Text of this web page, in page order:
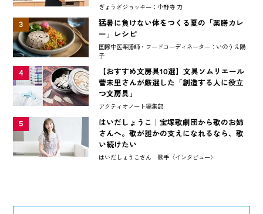
ぎょうざジョッキー：小野寺 力
3
猛暑に負けない体をつくる夏の「薬膳カレ
ー」レシピ
国際中医薬膳師・フードコーディネーター：いのうえ陽
子
4
【おすすめ文房具10選】文具ソムリエール
菅未里さんが厳選した「創造する人に役立
つ文房具」
アクティオノート編集部
5
はいだしょうこ｜宝塚歌劇団から歌のお姉
さんへ。歌が誰かの支えになれるなら、歌
い続けたい
はいだしょうこさん 歌手〈インタビュー〉